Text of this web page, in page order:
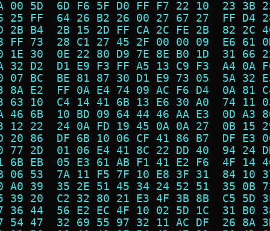
00 5D  6D F6 5F D0 FF F7 22 10  23
25 FF  64 26 B2 26 00 27 67 27  FF
2B B4  2B 15 2D FF CA 2C FE 2B  82
FF 73  28 C1 27 45 2F 00 00 09  E6
1E 30  0E 22 80 D9 7E 8E B0 1D  31
32 D2  D1 E9 F3 FF A5 13 C9 F3  A4
07 BC  BE 81 87 30 D1 E9 73 05  5A
8A E2  FF 0A E4 74 09 AC F6 D4  0A
63 10  C4 14 41 6B 13 E6 30 A0  74
46 6B  10 BD 09 64 44 46 AA E3  0D
12 22  24 0A FD 19 45 0A 0A 27  0B
20 86  DF 6B 10 06 CF 41 86 B7  DF
77 2D  01 06 E4 41 8C 22 DD 40  94
6B EB  05 E3 61 AB F1 41 E2 F6  4F
06 53  7A 11 F5 7F 10 E8 3F 31  84
A0 39  35 2E 51 45 34 24 52 51  35
39 20  C2 32 80 21 E3 4F 3B 8B  C5
36 44  56 E2 EC 4F 10 02 5D 1C  31
54 47  32 69 55 97 32 11 AC DF  26